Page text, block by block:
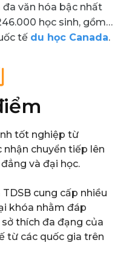
văn hóa bậc nhất
học sinh, gồm
tế du học Canada.
viên, có thể nói nhiều
sàng hỗ trợ cho các
tốt nghiệp từ
nhận chuyển tiếp lên
và đại học.
cung cấp nhiều
khóa nhằm đáp
thích đa đạng của
từ các quốc gia trên